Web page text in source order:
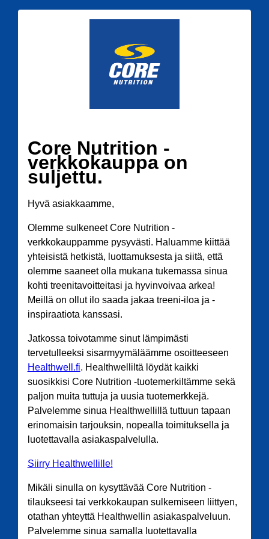
Core Nutrition -
verkkokauppa on
suljettu.
Hyvä asiakkaamme,
Olemme sulkeneet Core Nutrition -
verkkokauppamme pysyvästi. Haluamme kiittää
yhteisistä hetkistä, luottamuksesta ja siitä, että
olemme saaneet olla mukana tukemassa sinua
kohti treenitavoitteitasi ja hyvinvoivaa arkea!
Meillä on ollut ilo saada jakaa treeni-iloa ja -
inspiraatiota kanssasi.
Jatkossa toivotamme sinut lämpimästi
tervetulleeksi sisarmyymäläämme osoitteeseen
Healthwell.fi. Healthwelliltä löydät kaikki
suosikkisi Core Nutrition -tuotemerkiltämme sekä
paljon muita tuttuja ja uusia tuotemerkkejä.
Palvelemme sinua Healthwellillä tuttuun tapaan
erinomaisin tarjouksin, nopealla toimituksella ja
luotettavalla asiakaspalvelulla.
Siirry Healthwellille!
Mikäli sinulla on kysyttävää Core Nutrition -
tilaukseesi tai verkkokaupan sulkemiseen liittyen,
otathan yhteyttä Healthwellin asiakaspalveluun.
Palvelemme sinua samalla luotettavalla